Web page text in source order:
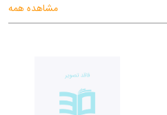
و نظرات فلسفی متعدد، ارزشمند و
که بخواهد با روان‌درمانی، فلسفه و
این دو فیلسوف هر یک به زبان
مشاهده همه